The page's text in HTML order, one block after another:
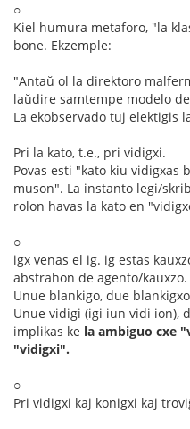
○
Kiel humura metaforo, "la
bone. Ekzemple:
"Antaŭ ol la direktoro
laŭdire samtempe modelo
La ekobservado tuj elektigis
Pri la kato, t.e., pri vidigxi.
Povas esti "kato kiu vidigxas
muson". La instanto legi/
rolon havas la kato en
○
igx venas el ig. ig estas
abstrahon de agento/kauxzo.
Unue blankigo, due
Unue vidigi (igi iun vidi ion),
implikas ke la ambiguo cxe
"vidigxi".
○
Pri vidigxi kaj konigxi kaj